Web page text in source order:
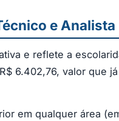
e Analista
e reflete a
6.402,76, valor que
em qualquer área